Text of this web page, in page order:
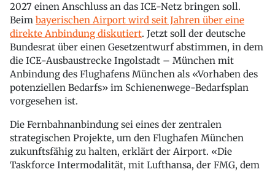
2027 einen Anschluss an das ICE-Netz bringen soll.
Beim bayerischen Airport wird seit Jahren über eine
direkte Anbindung diskutiert. Jetzt soll der deutsche
Bundesrat über einen Gesetzentwurf abstimmen, in dem
die ICE-Ausbaustrecke Ingolstadt – München mit
Anbindung des Flughafens München als «Vorhaben des
potenziellen Bedarfs» im Schienenwege-Bedarfsplan
vorgesehen ist.
Die Fernbahnanbindung sei eines der zentralen
strategischen Projekte, um den Flughafen München
zukunftsfähig zu halten, erklärt der Airport. «Die
Taskforce Intermodalität, mit Lufthansa, der FMG, dem